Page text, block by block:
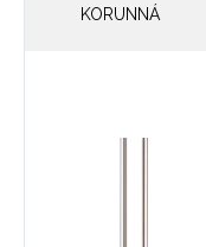
KORUNNÁ